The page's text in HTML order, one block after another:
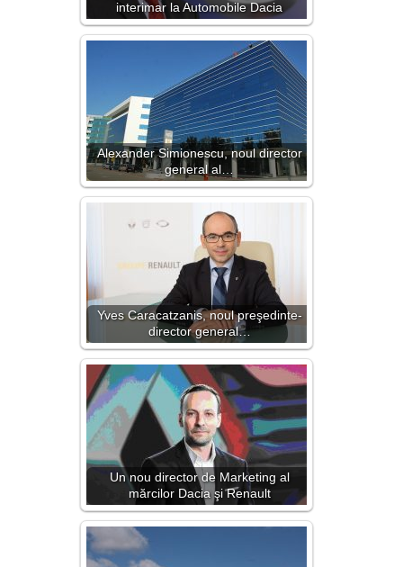
interimar la Automobile Dacia
Alexander Simionescu, noul director
general al…
Yves Caracatzanis, noul preşedinte-
director general…
Un nou director de Marketing al
mărcilor Dacia şi Renault